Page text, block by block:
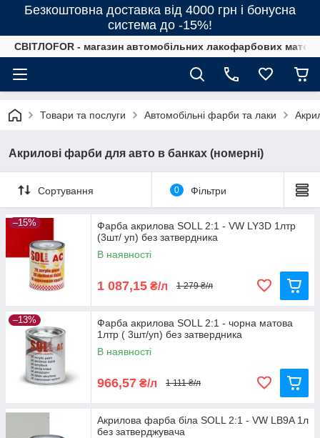
Безкоштовна доставка від 4000 грн і бонусна
система до -15%!
СВІТЛОFOR - магазин автомобільних лакофарбових
Товари та послуги Автомобільні фарби та лаки
Акрилові фарби для авто в банках (номерні)
Сортування 0 Фільтри
–15%
Фарба акрилова SOLL 2:1 - VW LY3D 1лтр
(3шт/ уп) без затвердника
В наявності
1 087,15 ₴/л 1 279 ₴/л
–13%
Фарба акрилова SOLL 2:1 - чорна матова
1лтр ( 3шт/уп) без затвердника
В наявності
966,57 ₴/л 1 111 ₴/л
Акрилова фарба біла SOLL 2:1 - VW LB9A 1л
без затверджувача